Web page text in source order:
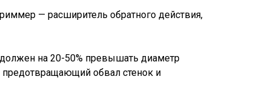
— расширитель обратного действия,
на 20-50% превышать диаметр
предотвращающий обвал стенок и